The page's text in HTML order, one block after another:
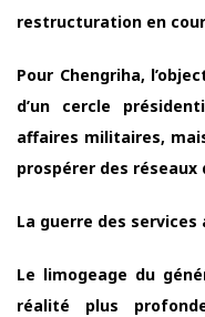
restructuration en
Pour Chengriha,
d’un cercle
affaires militaires,
prospérer des réseaux
La guerre des services
Le limogeage du
réalité plus